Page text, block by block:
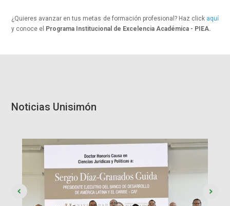
¿Quieres avanzar en tus metas de formación profesional? Haz click aquí
y conoce el Programa Institucional de Excelencia Académica - PIEA.
Noticias Unisimón